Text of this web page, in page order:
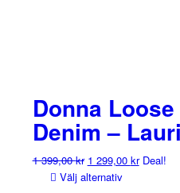
Donna
Denim –
1 399,00kr Det
ursprungliga
1 299,00 krDet
Deal!
Välj alternativ